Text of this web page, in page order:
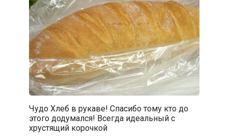
Чудо Хлеб в рукаве! Спасибо тому кто до
этого додумался! Всегда идеальный с
хрустящий корочкой